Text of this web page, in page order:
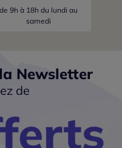
de 9h à 18h du lundi au
samedi
Newsletter
de